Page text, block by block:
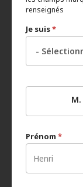
renseignés
Je suis*
M.
Prénom *